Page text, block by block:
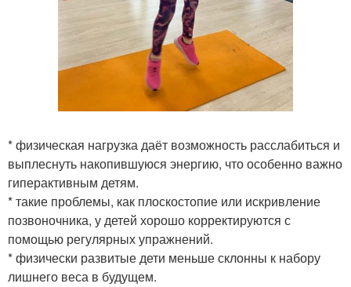
* физическая нагрузка даёт возможность расслабиться и
выплеснуть накопившуюся энергию, что особенно важно
гиперактивным детям.
* такие проблемы, как плоскостопие или искривление
позвоночника, у детей хорошо корректируются с
помощью регулярных упражнений.
* физически развитые дети меньше склонны к набору
лишнего веса в будущем.